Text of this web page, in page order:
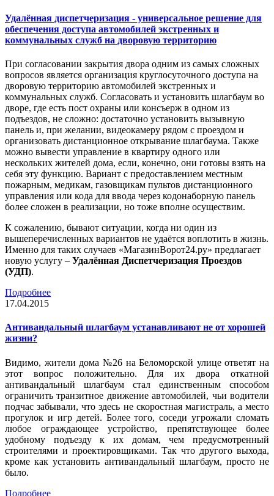
Удалённая диспетчеризация - универсальное решение для
обеспечения доступа автомобилей экстренных и
коммунальных служб на дворовую территорию
При согласовании закрытия двора одним из самых сложных
вопросов является организация круглосуточного доступа на
дворовую территорию автомобилей экстренных и
коммунальных служб. Согласовать и установить шлагбаум во
дворе, где есть пост охраны или консъерж в одном из
подъездов, не сложно: достаточно установить вызывную
панель и, при желании, видеокамеру рядом с проездом и
организовать дистанционное открывание шлагбаума. Также
можно вывести управление в квартиру одного или
нескольких жителей дома, если, конечно, они готовы взять на
себя эту функцию. Вариант с предоставлением местным
пожарным, медикам, газовщикам пультов дистанционного
управления или кода для ввода через кодонаборную панель
более сложен в реализации, но тоже вполне осуществим.
К сожалению, бывают ситуации, когда ни один из
вышеперечисленных вариантов не удаётся воплотить в жизнь.
Именно для таких случаев «МагазинВорот24.ру» предлагает
новую услугу – Удалённая Диспетчеризация Проездов
(УДП).
Подробнее
17.04.2015
Антивандальный шлагбаум устанавливают не от хорошей
жизни?
Видимо, жители дома №26 на Беломорской улице ответят на
этот вопрос положительно. Для их двора откатной
антивандальный шлагбаум стал единственным способом
ограничить транзитное движение автомобилей, чьи водители
подчас забывали, что здесь не скоростная магистраль, а место
прогулок и игр детей. Более того, соседи угрожали сломать
любое ограждающее устройство, препятствующее более
удобному подъезду к их домам, чем предусмотренный
строителями и проектировщиками. Так что другого выхода,
кроме как установить антивандальный шлагбаум, просто не
было.
Подробнее